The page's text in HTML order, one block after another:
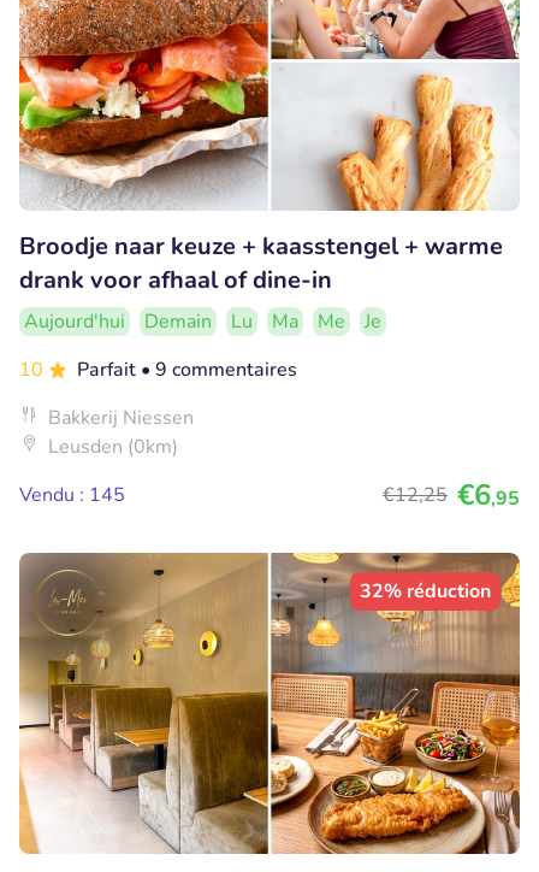
Broodje naar keuze + kaasstengel + warme
drank voor afhaal of dine-in
Aujourd'hui Demain Lu Ma Me
Je
10
Parfait • 9 commentaires
Bakkerij Niessen
Leusden (0km)
Vendu : 145
€12,25 €6,95
32% réduction